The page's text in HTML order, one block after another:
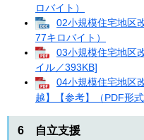
ロバイト）
02小規模住宅地区
77キロバイト）
03小規模住宅地区
イル／393KB]
04小規模住宅地区
越】【参考】（PDF形
6 自立支援